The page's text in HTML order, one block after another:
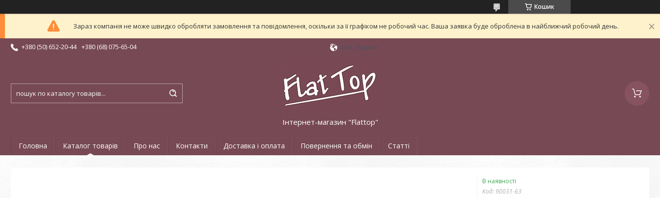
Кошик
Зараз компанія не може швидко обробляти замовлення та повідомлення, оскільки за її графіком не робочий час. Ваша заявка буде оброблена в найближчий робочий день.
+380 (50) 652-20-44 +380 (68) 075-65-04 Київ, Україна
Інтернет-магазин "Flattop"
Головна Каталог товарів Про нас Контакти Доставка і оплата Повернення та обмін Статті
В наявності
Код:90031-63